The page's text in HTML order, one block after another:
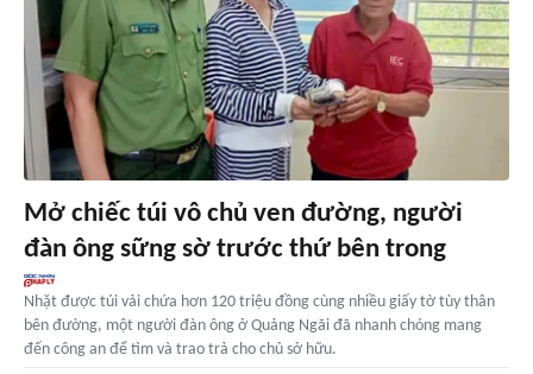
Mở chiếc túi vô chủ ven đường, người
đàn ông sững sờ trước thứ bên trong
Nhặt được túi vải chứa hơn 120 triệu đồng cùng nhiều giấy tờ tùy thân
bên đường, một người đàn ông ở Quảng Ngãi đã nhanh chóng mang
đến công an để tìm và trao trả cho chủ sở hữu.